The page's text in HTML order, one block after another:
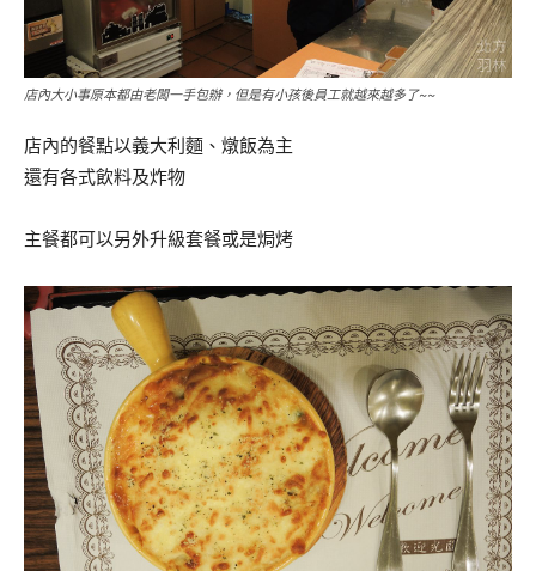
店內大小事原本都由老闆一手包辦，但是有小孩後員工就越來越多了~~
店內的餐點以義大利麵、燉飯為主
還有各式飲料及炸物
主餐都可以另外升級套餐或是焗烤